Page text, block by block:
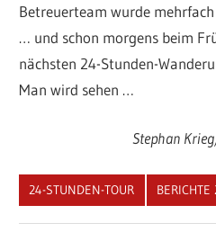
Betreuerteam wurde
… und schon morgens beim
nächsten 24-Stunden-
Man wird sehen …
Stephan
24-STUNDEN-TOUR BERICHTE